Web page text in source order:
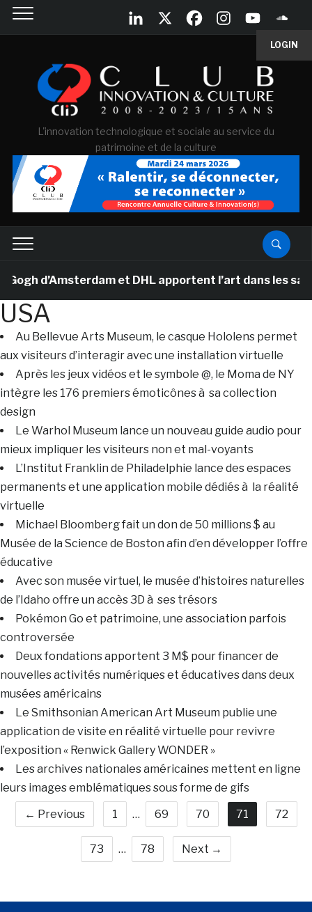
LOGIN
L'innovation technologique et sociale au service du
patrimoine et de la culture
d’Amsterdam et DHL apportent l’art dans les
USA
Au Bellevue Arts Museum, le casque Hololens permet
aux visiteurs d’interagir avec une installation virtuelle
Après les jeux vidéos et le symbole @, le Moma de NY
intègre les 176 premiers émoticônes à sa collection
design
Le Warhol Museum lance un nouveau guide audio pour
mieux impliquer les visiteurs non et mal-voyants
L’Institut Franklin de Philadelphie lance des espaces
permanents et une application mobile dédiés à la réalité
virtuelle
Michael Bloomberg fait un don de 50 millions $ au
Musée de la Science de Boston afin d’en développer l’offre
éducative
Avec son musée virtuel, le musée d’histoires naturelles
de l’Idaho offre un accès 3D à ses trésors
Pokémon Go et patrimoine, une association parfois
controversée
Deux fondations apportent 3 M$ pour financer de
nouvelles activités numériques et éducatives dans deux
musées américains
Le Smithsonian American Art Museum publie une
application de visite en réalité virtuelle pour revivre
l’exposition « Renwick Gallery WONDER »
Les archives nationales américaines mettent en ligne
leurs images emblématiques sous forme de gifs
← Previous
1 … 69 70 71 72
73 … 78 Next →